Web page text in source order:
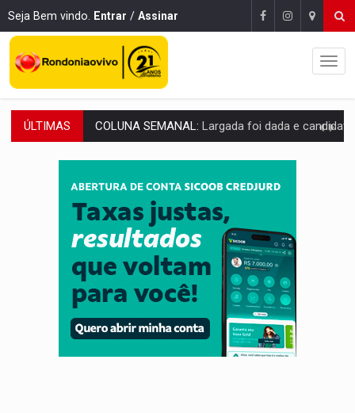
Seja Bem vindo. Entrar / Assinar
ÚLTIMAS COLUNA SEMANAL: Largada foi dada e candidatos ao Governo de RO
SOB SUSPEITA:Entrega de 286 máquinas em Rondônia coincide com
ARTIGO:Reter até 50% no distrato imobiliário é legal, mas não pode
DO HOSPITAL AO CAMPO:
EXPANSÃO:Grupo Nova Era amplia presença em PVH e transforma Aramix
PCC amplia presença internacional e transforma Brasil em
CONEXÃO RONDONIAOVIVO:Museólogo Antônio Ocampo conduz a história de
Ferroviários pedem ao Iphan recuperação de área